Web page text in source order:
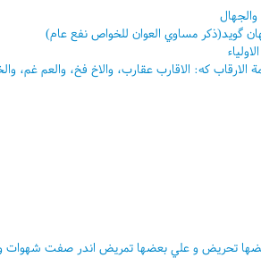
گويد(ذکر مساوي العوان للخواص نفع عام)
که: الاقارب عقارب، والاخ فخ، والعم غم،
تحريض و علي بعضها تمريض اندر صفت شهوات و